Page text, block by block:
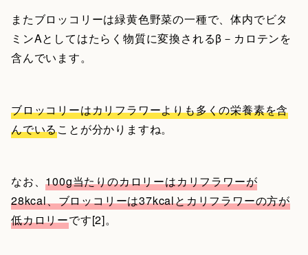
またブロッコリーは緑黄色野菜の一種で、体内でビタ
ミンAとしてはたらく物質に変換されるβ－カロテンを
含んでいます。
ブロッコリーはカリフラワーよりも多くの栄養素を含
んでいることが分かりますね。
なお、100g当たりのカロリーはカリフラワーが
28kcal、ブロッコリーは37kcalとカリフラワーの方が
低カロリーです[2]。